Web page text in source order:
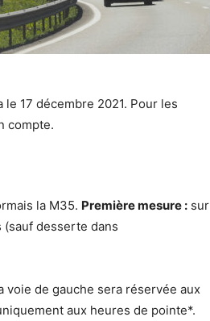
le 17 décembre 2021. Pour les
compte.
la M35. Première mesure : sur
desserte dans
de gauche sera réservée aux
aux heures de pointe*.